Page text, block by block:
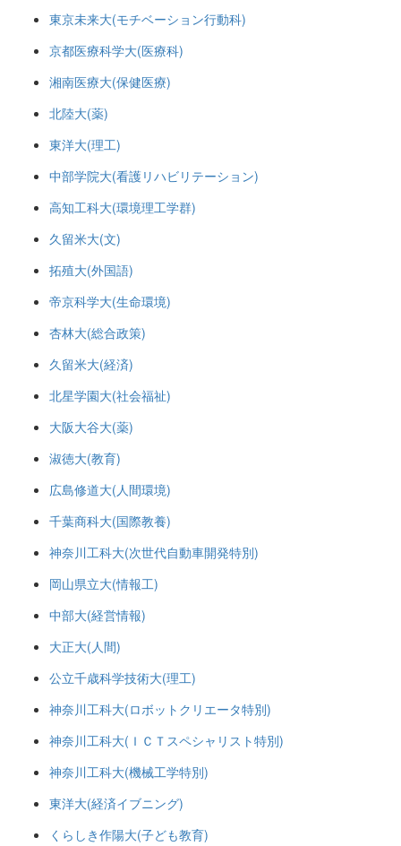
東京未来大(モチベーション行動科)
京都医療科学大(医療科)
湘南医療大(保健医療)
北陸大(薬)
東洋大(理工)
中部学院大(看護リハビリテーション)
高知工科大(環境理工学群)
久留米大(文)
拓殖大(外国語)
帝京科学大(生命環境)
杏林大(総合政策)
久留米大(経済)
北星学園大(社会福祉)
大阪大谷大(薬)
淑徳大(教育)
広島修道大(人間環境)
千葉商科大(国際教養)
神奈川工科大(次世代自動車開発特別)
岡山県立大(情報工)
中部大(経営情報)
大正大(人間)
公立千歳科学技術大(理工)
神奈川工科大(ロボットクリエータ特別)
神奈川工科大(ＩＣＴスペシャリスト特別)
神奈川工科大(機械工学特別)
東洋大(経済イブニング)
くらしき作陽大(子ども教育)